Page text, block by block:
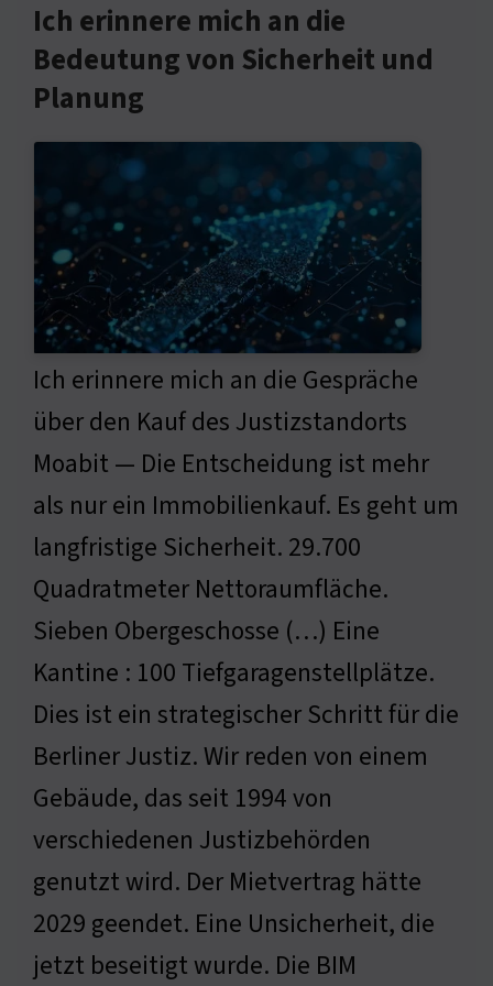
Ich erinnere mich an die
Bedeutung von Sicherheit und
Planung
Ich erinnere mich an die Gespräche
über den Kauf des Justizstandorts
Moabit — Die Entscheidung ist mehr
als nur ein Immobilienkauf. Es geht um
langfristige Sicherheit. 29.700
Quadratmeter Nettoraumfläche.
Sieben Obergeschosse (…) Eine
Kantine : 100 Tiefgaragenstellplätze.
Dies ist ein strategischer Schritt für die
Berliner Justiz. Wir reden von einem
Gebäude, das seit 1994 von
verschiedenen Justizbehörden
genutzt wird. Der Mietvertrag hätte
2029 geendet. Eine Unsicherheit, die
jetzt beseitigt wurde. Die BIM